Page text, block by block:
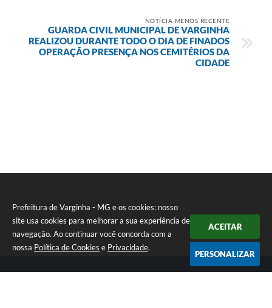
Prefeitura de Varginha - MG e os cookies: nosso
site usa cookies para melhorar a sua experiência de
navegação. Ao continuar você concorda com a
nossa Política de Cookies e Privacidade.
ACEITAR
PERSONALIZAR
NOTÍCIA MENOS RECENTE
GUARDA CIVIL MUNICIPAL DE VARGINHA
REALIZOU DURANTE TODO O DIA DE FINADOS
OPERAÇÃO PRESENÇA NOS CEMITÉRIOS DA
CIDADE